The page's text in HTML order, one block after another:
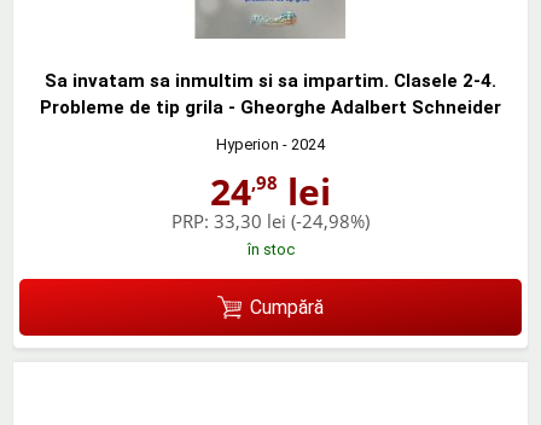
Sa invatam sa inmultim si sa impartim. Clasele 2-4.
Probleme de tip grila - Gheorghe Adalbert Schneider
Hyperion - 2024
24,98 lei
PRP: 33,30 lei (-24,98%)
în stoc
Cumpără